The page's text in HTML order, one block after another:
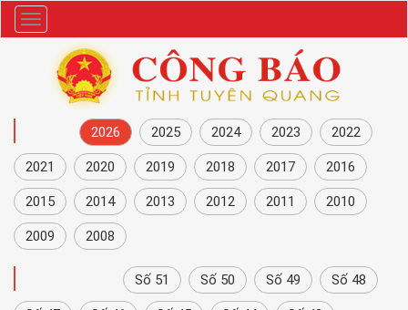
Danh
mục
2026 2025 2024 2023 2022
2021 2020 2019 2018 2017 2016
2015 2014 2013 2012 2011 2010
2009 2008
Số 51 Số 50 Số 49 Số 48